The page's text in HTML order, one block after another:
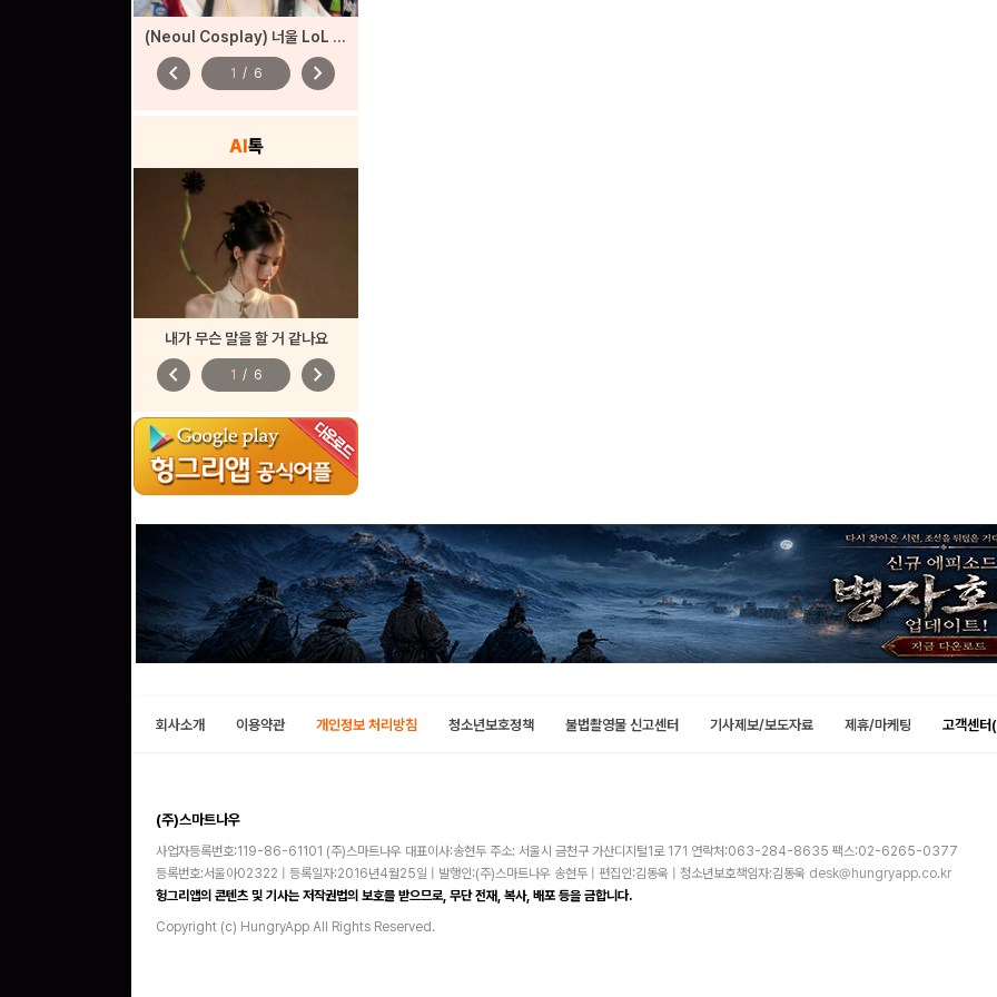
(Neoul Cosplay) 너울 LoL 아리 코스프레
chevron_left 1 / 6 chevron_right
AI톡
내가 무슨 말을 할 거 같나요
chevron_left 1 / 6 chevron_right
회사소개 이용약관 개인정보 처리방침 청소년보호정책 불법촬영물 신고센터 기사제보/보도자료 제휴/마케팅 고객센
(주)스마트나우
사업자등록번호:119-86-61101 (주)스마트나우 대표이사:송현두 주소: 서울시 금천구 가산디지털1로 171 연락처:063-284-8635 팩스:02-6265-0377
등록번호:서울아02322 | 등록일자:2016년4월25일 | 발행인:(주)스마트나우 송현두 | 편집인:김동욱 | 청소년보호책임자:김동욱 desk@hungryapp.co.kr
헝그리앱의 콘텐츠 및 기사는 저작권법의 보호를 받으므로, 무단 전재, 복사, 배포 등을 금합니다.
Copyright (c) HungryApp All Rights Reserved.